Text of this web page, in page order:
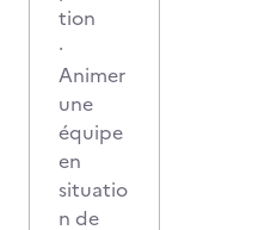
tion
·
Animer
une
équipe
en
situatio
n de